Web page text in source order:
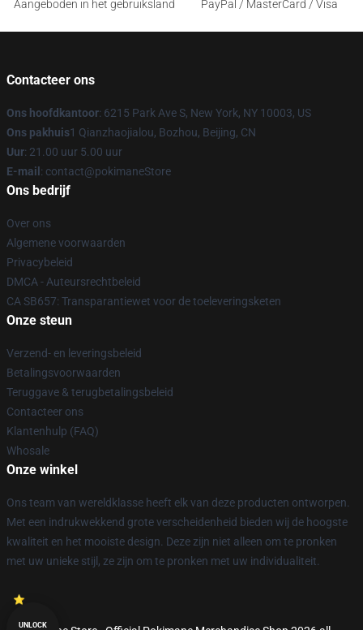
Aangeboden in het gebruiksland
PayPal / MasterCard / Visa
Contacteer ons
Ons hoofdkantoor: 6215 Park Ave S, New York, NY 10003, US
Ons pakhuis1 Qianzhaojialou, Bozhou, Beijing, CN
Uur: 21.00 uur 5.00 uur
E-mail : contact@pokimaneStore
Ons bedrijf
Over ons
Algemene voorwaarden
Privacybeleid
DMCA - Auteursrechtbeleid
CA SB657: Transparantiewet voor de toeleveringsketen
Onze steun
Verzend- en leveringsbeleid
Betalingsvoorwaarden
Teruggave & terugbetalingsbeleid
Contacteer ons
Klantenhulp (FAQ)
Whosale
Onze winkel
Ons team van wereldklasse heeft elk van deze producten ontworpen.
Met een indrukwekkend grote verscheidenheid bieden wij de hoogste
kwaliteit en het mooiste design. Deze zijn niet alleen om te pronken
met uw unieke stijl, ze zijn om te pronken met uw individualiteit.
UNLOCK